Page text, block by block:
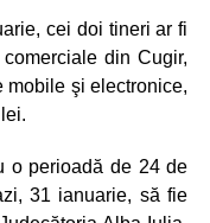
cei doi tineri ar fi
din Cugir,
mobile şi electronice,
o perioadă de 24 de
31 ianuarie, să fie